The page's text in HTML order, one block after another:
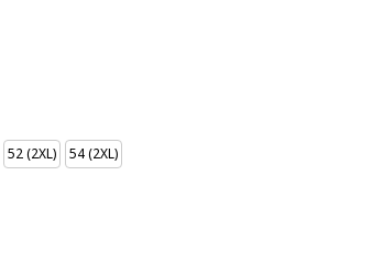
52 (2XL) 54 (2XL)